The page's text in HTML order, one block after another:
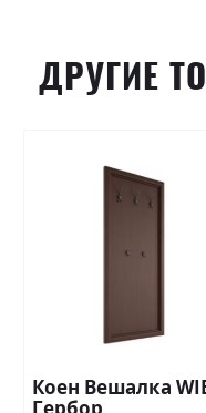
ДРУГИЕ
Коен Вешалка